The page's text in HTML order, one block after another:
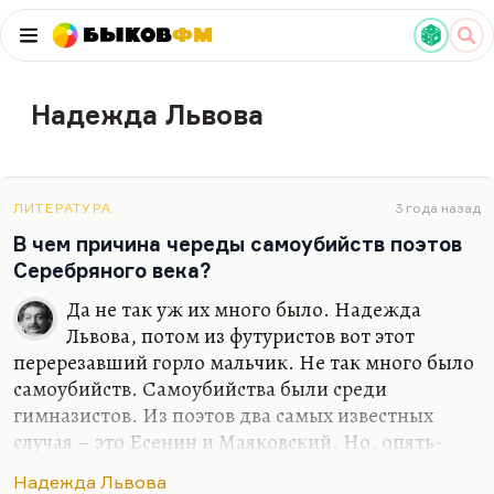
БыковФМ
Надежда Львова
ЛИТЕРАТУРА 3 года назад
В чем причина череды самоубийств поэтов
Серебряного века?
Да не так уж их много было. Надежда
Львова, потом из футуристов вот этот
перерезавший горло мальчик. Не так много было
самоубийств. Самоубийства были среди
гимназистов. Из поэтов два самых известных
случая – это Есенин и Маяковский. Но, опять-
Надежда Львова